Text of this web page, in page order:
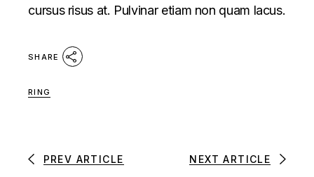
cursus risus at. Pulvinar etiam non quam lacus.
SHARE
RING
PREV ARTICLE NEXT ARTICLE